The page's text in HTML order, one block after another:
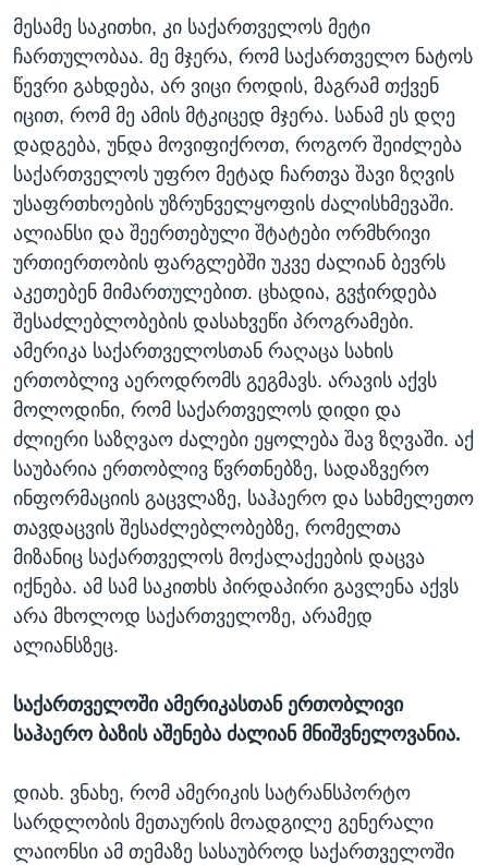
მესამე საკითხი, კი საქართველოს მეტი
ჩართულობაა. მე მჯერა, რომ საქართველო ნატოს
წევრი გახდება, არ ვიცი როდის, მაგრამ თქვენ
იცით, რომ მე ამის მტკიცედ მჯერა. სანამ ეს დღე
დადგება, უნდა მოვიფიქროთ, როგორ შეიძლება
საქართველოს უფრო მეტად ჩართვა შავი ზღვის
უსაფრთხოების უზრუნველყოფის ძალისხმევაში.
ალიანსი და შეერთებული შტატები ორმხრივი
ურთიერთობის ფარგლებში უკვე ძალიან ბევრს
აკეთებენ მიმართულებით. ცხადია, გვჭირდება
შესაძლებლობების დასახვეწი პროგრამები.
ამერიკა საქართველოსთან რაღაცა სახის
ერთობლივ აეროდრომს გეგმავს. არავის აქვს
მოლოდინი, რომ საქართველოს დიდი და
ძლიერი საზღვაო ძალები ეყოლება შავ ზღვაში. აქ
საუბარია ერთობლივ წვრთნებზე, სადაზვერო
ინფორმაციის გაცვლაზე, საჰაერო და სახმელეთო
თავდაცვის შესაძლებლობებზე, რომელთა
მიზანიც საქართველოს მოქალაქეების დაცვა
იქნება. ამ სამ საკითხს პირდაპირი გავლენა აქვს
არა მხოლოდ საქართველოზე, არამედ
ალიანსზეც.
საქართველოში ამერიკასთან ერთობლივი
საჰაერო ბაზის აშენება ძალიან მნიშვნელოვანია.
დიახ. ვნახე, რომ ამერიკის სატრანსპორტო
სარდლობის მეთაურის მოადგილე გენერალი
ლაიონსი ამ თემაზე სასაუბროდ საქართველოში